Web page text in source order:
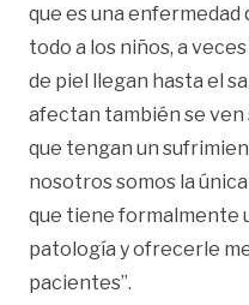
que es una
todo a los niños, a
de piel llegan hasta el
afectan también se ven
que tengan un
nosotros somos la
que tiene formalmente
patología y ofrecerle
pacientes”.